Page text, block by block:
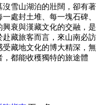
雪山湖泊的壯闊，卻有著
處封土堆、每一塊石碑、
衰與漢藏文化的交融，是
藏旅客而言，來山南必訪
藏地文化的博大精深，無
都能收穫獨特的旅途體